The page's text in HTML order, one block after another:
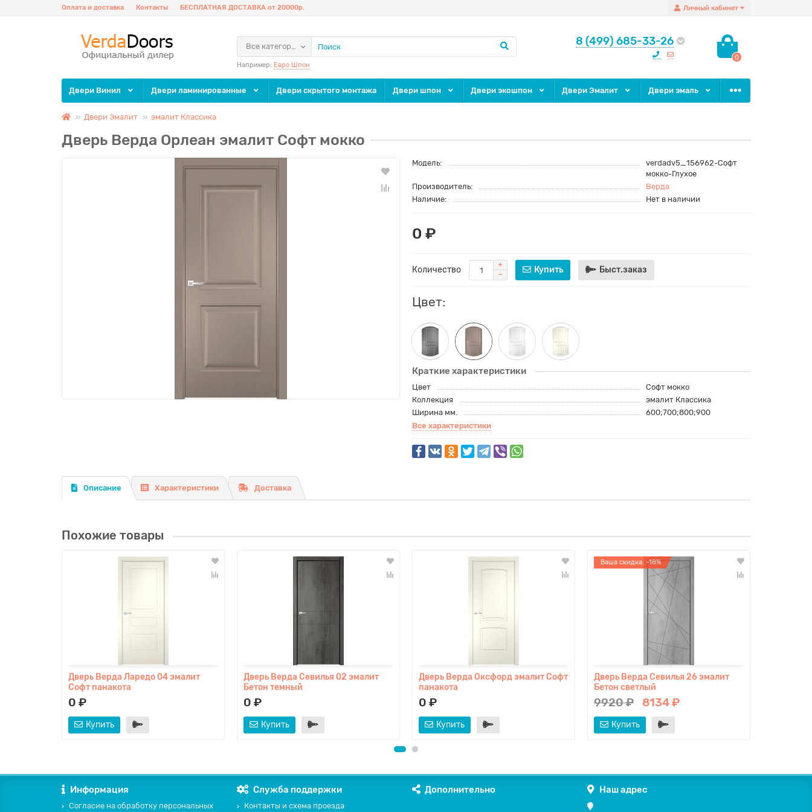
Личный кабинет
Оплата и доставка Контакты БЕСПЛАТНАЯ ДОСТАВКА от 20000р.
8 (499) 685-33-26
0
Все категории
Например: Евро Шпон
Двери Винил Двери ламинированные Двери скрытого монтажа Двери шпон Двери экошпон Двери Эмалит Двери эмаль
Двери Эмалит эмалит Классика
Дверь Верда Орлеан эмалит Софт мокко
Модель:
verdadv5_156962-Софт
мокко-Глухое
Производитель:
Верда
Наличие:
Нет в наличии
0 ₽
Количество Купить Быст.заказ
Цвет:
Краткие характеристики
Цвет
Софт мокко
Коллекция
эмалит Классика
Ширина мм.
600;700;800;900
Все характеристики
Описание Характеристики Доставка
Похожие товары
Дверь Верда Ларедо 04 эмалит
Софт панакота
0 ₽
Купить
Дверь Верда Севилья 02 эмалит
Бетон темный
0 ₽
Купить
Дверь Верда Оксфорд эмалит Софт
панакота
0 ₽
Купить
Ваша скидка: -18%
Дверь Верда Севилья 26 эмалит
Бетон светлый
9920 ₽ 8134 ₽
Купить
Информация
Согласие на обработку персональных
Служба поддержки
Контакты и схема проезда
Дополнительно Наш адрес